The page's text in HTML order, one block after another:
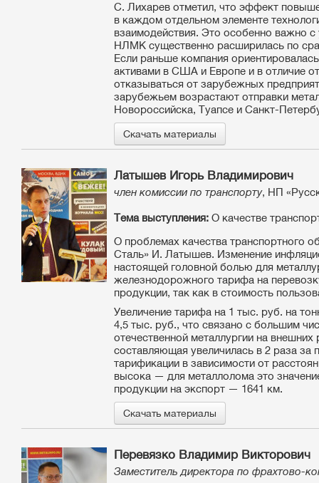
С. Лихарев отметил, что эффект
в каждом отдельном элементе
взаимодействия. Это особенно важно с
НЛМК существенно расширилась по
Если раньше компания
активами в США и Европе и в отличие
отказываться от зарубежных
зарубежьем возрастают отправки
Новороссийска, Туапсе и Санкт-
Скачать материалы
Латышев Игорь Владимирович
член комиссии по транспорту, НП
Тема выступления: О качестве
О проблемах качества транспортного
Сталь» И. Латышев. Изменение
настоящей головной болью для
железнодорожного тарифа на
продукции, так как в стоимость
Увеличение тарифа на 1 тыс. руб. на
4,5 тыс. руб., что связано с большим
отечественной металлургии на
составляющая увеличилась в 2 раза
тарификации в зависимости от
высока — для металлолома это
продукции на экспорт — 1641 км.
Скачать материалы
Перевязко Владимир Викторович
Заместитель директора по фрахтово-